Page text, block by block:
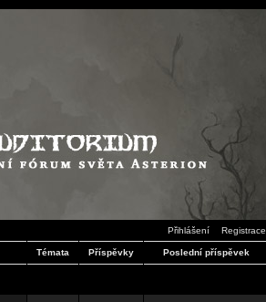
Přihlášení Registrace
Témata Příspěvky Poslední příspěvek